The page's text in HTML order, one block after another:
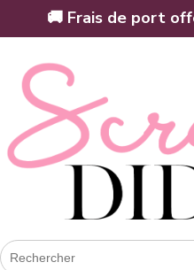
🚚 Frais de port